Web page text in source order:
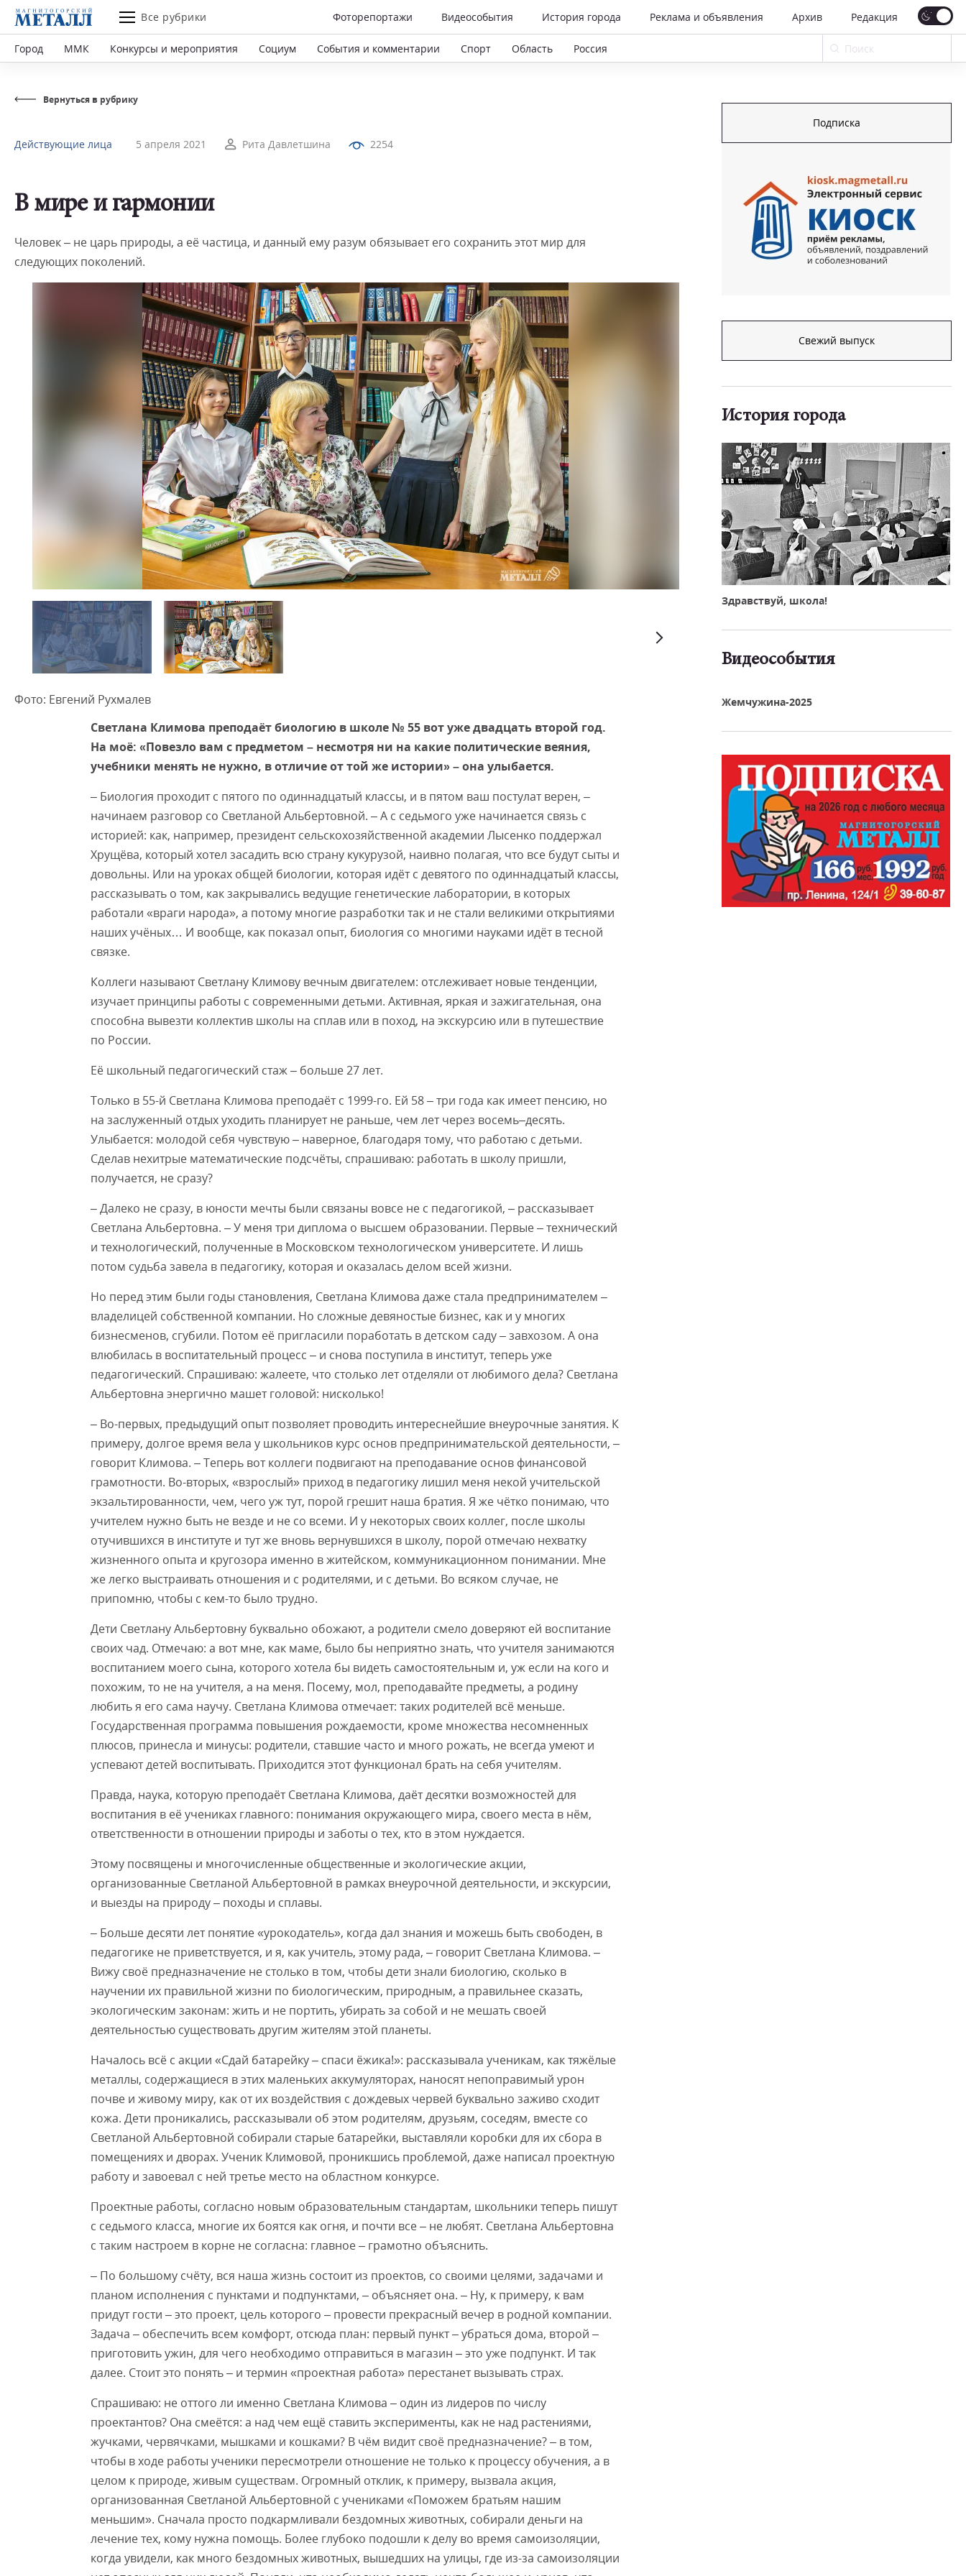
Все рубрики Фоторепортажи Видеособытия История города Реклама и объявления Архив Редакция
Город ММК Конкурсы и мероприятия Социум События и комментарии Спорт Область Россия
Вернуться в рубрику
Действующие лица 5 апреля 2021 Рита Давлетшина 2254
В мире и гармонии
Человек – не царь природы, а её частица, и данный ему разум обязывает его сохранить этот мир для
следующих поколений.
Фото: Евгений Рухмалев
Светлана Климова преподаёт биологию в школе № 55 вот уже двадцать второй год.
На моё: «Повезло вам с предметом – несмотря ни на какие политические веяния,
учебники менять не нужно, в отличие от той же истории» – она улыбается.
– Биология проходит с пятого по одиннадцатый классы, и в пятом ваш постулат верен, –
начинаем разговор со Светланой Альбертовной. – А с седьмого уже начинается связь с
историей: как, например, президент сельскохозяйственной академии Лысенко поддержал
Хрущёва, который хотел засадить всю страну кукурузой, наивно полагая, что все будут сыты и
довольны. Или на уроках общей биологии, которая идёт с девятого по одиннадцатый классы,
рассказывать о том, как закрывались ведущие генетические лаборатории, в которых
работали «враги народа», а потому многие разработки так и не стали великими открытиями
наших учёных… И вообще, как показал опыт, биология со многими науками идёт в тесной
связке.
Коллеги называют Светлану Климову вечным двигателем: отслеживает новые тенденции,
изучает принципы работы с современными детьми. Активная, яркая и зажигательная, она
способна вывезти коллектив школы на сплав или в поход, на экскурсию или в путешествие
по России.
Её школьный педагогический стаж – больше 27 лет.
Только в 55-й Светлана Климова преподаёт с 1999-го. Ей 58 – три года как имеет пенсию, но
на заслуженный отдых уходить планирует не раньше, чем лет через восемь–десять.
Улыбается: молодой себя чувствую – наверное, благодаря тому, что работаю с детьми.
Сделав нехитрые математические подсчёты, спрашиваю: работать в школу пришли,
получается, не сразу?
– Далеко не сразу, в юности мечты были связаны вовсе не с педагогикой, – рассказывает
Светлана Альбертовна. – У меня три диплома о высшем образовании. Первые – технический
и технологический, полученные в Московском технологическом университете. И лишь
потом судьба завела в педагогику, которая и оказалась делом всей жизни.
Но перед этим были годы становления, Светлана Климова даже стала предпринимателем –
владелицей собственной компании. Но сложные девяностые бизнес, как и у многих
бизнесменов, сгубили. Потом её пригласили поработать в детском саду – завхозом. А она
влюбилась в воспитательный процесс – и снова поступила в институт, теперь уже
педагогический. Спрашиваю: жалеете, что столько лет отделяли от любимого дела? Светлана
Альбертовна энергично машет головой: нисколько!
– Во-первых, предыдущий опыт позволяет проводить интереснейшие внеурочные занятия. К
примеру, долгое время вела у школьников курс основ предпринимательской деятельности, –
говорит Климова. – Теперь вот коллеги подвигают на преподавание основ финансовой
грамотности. Во-вторых, «взрослый» приход в педагогику лишил меня некой учительской
экзальтированности, чем, чего уж тут, порой грешит наша братия. Я же чётко понимаю, что
учителем нужно быть не везде и не со всеми. И у некоторых своих коллег, после школы
отучившихся в институте и тут же вновь вернувшихся в школу, порой отмечаю нехватку
жизненного опыта и кругозора именно в житейском, коммуникационном понимании. Мне
же легко выстраивать отношения и с родителями, и с детьми. Во всяком случае, не
припомню, чтобы с кем-то было трудно.
Дети Светлану Альбертовну буквально обожают, а родители смело доверяют ей воспитание
своих чад. Отмечаю: а вот мне, как маме, было бы неприятно знать, что учителя занимаются
воспитанием моего сына, которого хотела бы видеть самостоятельным и, уж если на кого и
похожим, то не на учителя, а на меня. Посему, мол, преподавайте предметы, а родину
любить я его сама научу. Светлана Климова отмечает: таких родителей всё меньше.
Государственная программа повышения рождаемости, кроме множества несомненных
плюсов, принесла и минусы: родители, ставшие часто и много рожать, не всегда умеют и
успевают детей воспитывать. Приходится этот функционал брать на себя учителям.
Правда, наука, которую преподаёт Светлана Климова, даёт десятки возможностей для
воспитания в её учениках главного: понимания окружающего мира, своего места в нём,
ответственности в отношении природы и заботы о тех, кто в этом нуждается.
Этому посвящены и многочисленные общественные и экологические акции,
организованные Светланой Альбертовной в рамках внеурочной деятельности, и экскурсии,
и выезды на природу – походы и сплавы.
– Больше десяти лет понятие «урокодатель», когда дал знания и можешь быть свободен, в
педагогике не приветствуется, и я, как учитель, этому рада, – говорит Светлана Климова. –
Вижу своё предназначение не столько в том, чтобы дети знали биологию, сколько в
научении их правильной жизни по биологическим, природным, а правильнее сказать,
экологическим законам: жить и не портить, убирать за собой и не мешать своей
деятельностью существовать другим жителям этой планеты.
Началось всё с акции «Сдай батарейку – спаси ёжика!»: рассказывала ученикам, как тяжёлые
металлы, содержащиеся в этих маленьких аккумуляторах, наносят непоправимый урон
почве и живому миру, как от их воздействия с дождевых червей буквально заживо сходит
кожа. Дети проникались, рассказывали об этом родителям, друзьям, соседям, вместе со
Светланой Альбертовной собирали старые батарейки, выставляли коробки для их сбора в
помещениях и дворах. Ученик Климовой, проникшись проблемой, даже написал проектную
работу и завоевал с ней третье место на областном конкурсе.
Проектные работы, согласно новым образовательным стандартам, школьники теперь пишут
с седьмого класса, многие их боятся как огня, и почти все – не любят. Светлана Альбертовна
с таким настроем в корне не согласна: главное – грамотно объяснить.
– По большому счёту, вся наша жизнь состоит из проектов, со своими целями, задачами и
планом исполнения с пунктами и подпунктами, – объясняет она. – Ну, к примеру, к вам
придут гости – это проект, цель которого – провести прекрасный вечер в родной компании.
Задача – обеспечить всем комфорт, отсюда план: первый пункт – убраться дома, второй –
приготовить ужин, для чего необходимо отправиться в магазин – это уже подпункт. И так
далее. Стоит это понять – и термин «проектная работа» перестанет вызывать страх.
Спрашиваю: не оттого ли именно Светлана Климова – один из лидеров по числу
проектантов? Она смеётся: а над чем ещё ставить эксперименты, как не над растениями,
жучками, червячками, мышками и кошками? В чём видит своё предназначение? – в том,
чтобы в ходе работы ученики пересмотрели отношение не только к процессу обучения, а в
целом к природе, живым существам. Огромный отклик, к примеру, вызвала акция,
организованная Светланой Альбертовной с учениками «Поможем братьям нашим
меньшим». Сначала просто подкармливали бездомных животных, собирали деньги на
лечение тех, кому нужна помощь. Более глубоко подошли к делу во время самоизоляции,
когда увидели, как много бездомных животных, вышедших на улицы, где из-за самоизоляции
Подписка
Свежий выпуск
История города
Здравствуй, школа!
Видеособытия
Жемчужина-2025